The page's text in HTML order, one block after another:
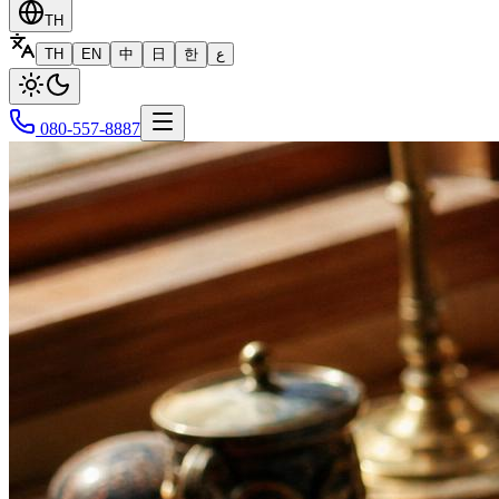
TH
TH
EN 中 日 한 ع
080-557-8887